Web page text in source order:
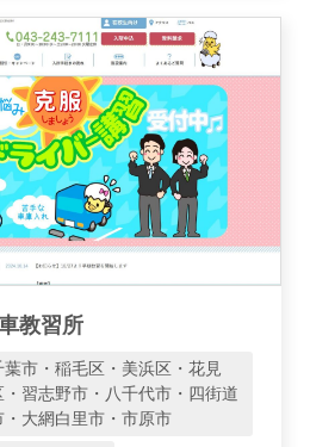
教習所
市・稲毛区・美浜区・花見
・習志野市・八千代市・四街道
・大網白里市・市原市